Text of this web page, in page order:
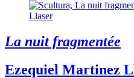
La nuit fragmentée
Ezequiel Martinez